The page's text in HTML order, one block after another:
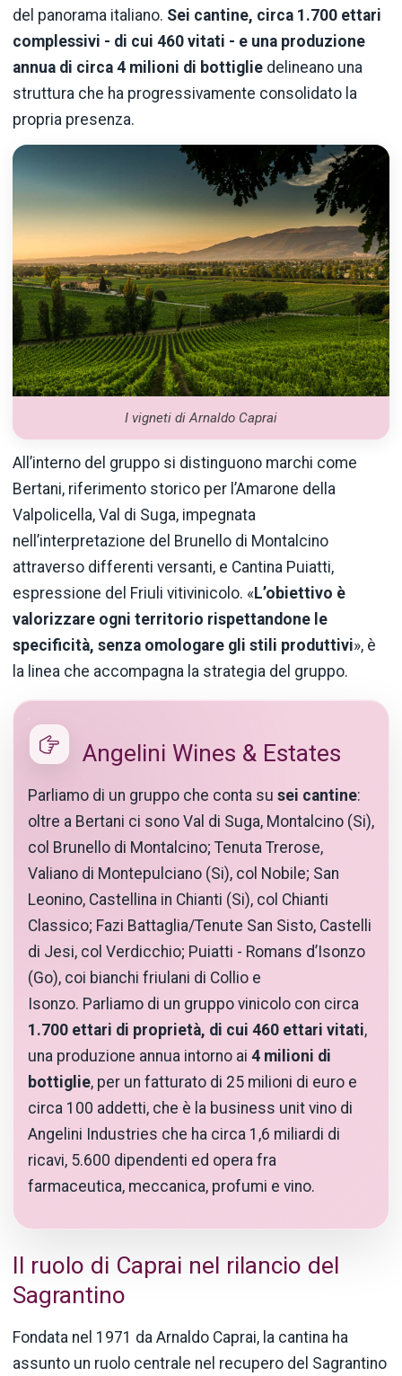
del panorama italiano. Sei cantine, circa 1.700 ettari
complessivi - di cui 460 vitati - e una produzione
annua di circa 4 milioni di bottiglie delineano una
struttura che ha progressivamente consolidato la
propria presenza.
I vigneti di Arnaldo Caprai
All’interno del gruppo si distinguono marchi come
Bertani, riferimento storico per l’Amarone della
Valpolicella, Val di Suga, impegnata
nell’interpretazione del Brunello di Montalcino
attraverso differenti versanti, e Cantina Puiatti,
espressione del Friuli vitivinicolo. «L’obiettivo è
valorizzare ogni territorio rispettandone le
specificità, senza omologare gli stili produttivi», è
la linea che accompagna la strategia del gruppo.
Angelini Wines & Estates
Parliamo di un gruppo che conta su sei cantine:
oltre a Bertani ci sono Val di Suga, Montalcino (Si),
col Brunello di Montalcino; Tenuta Trerose,
Valiano di Montepulciano (Si), col Nobile; San
Leonino, Castellina in Chianti (Si), col Chianti
Classico; Fazi Battaglia/Tenute San Sisto, Castelli
di Jesi, col Verdicchio; Puiatti - Romans d’Isonzo
(Go), coi bianchi friulani di Collio e
Isonzo. Parliamo di un gruppo vinicolo con circa
1.700 ettari di proprietà, di cui 460 ettari vitati,
una produzione annua intorno ai 4 milioni di
bottiglie, per un fatturato di 25 milioni di euro e
circa 100 addetti, che è la business unit vino di
Angelini Industries che ha circa 1,6 miliardi di
ricavi, 5.600 dipendenti ed opera fra
farmaceutica, meccanica, profumi e vino.
Il ruolo di Caprai nel rilancio del
Sagrantino
Fondata nel 1971 da Arnaldo Caprai, la cantina ha
assunto un ruolo centrale nel recupero del Sagrantino